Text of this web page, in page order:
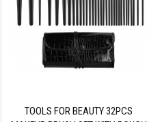
TOOLS FOR BEAUTY 32PCS